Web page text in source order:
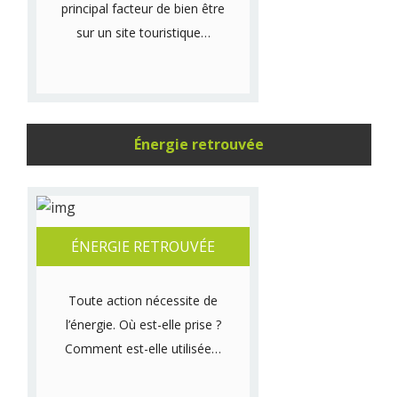
principal facteur de bien être
sur un site touristique…
Énergie retrouvée
ÉNERGIE RETROUVÉE
Toute action nécessite de
l’énergie. Où est-elle prise ?
Comment est-elle utilisée…